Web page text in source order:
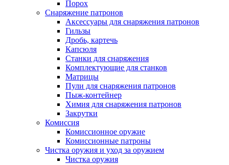
Порох
Снаряжение патронов
Аксессуары для снаряжения патронов
Гильзы
Дробь, картечь
Капсюля
Станки для снаряжения
Комплектующие для станков
Матрицы
Пули для снаряжения патронов
Пыж-контейнер
Химия для снаряжения патронов
Закрутки
Комиссия
Комиссионное оружие
Комиссионные патроны
Чистка оружия и уход за оружием
Чистка оружия